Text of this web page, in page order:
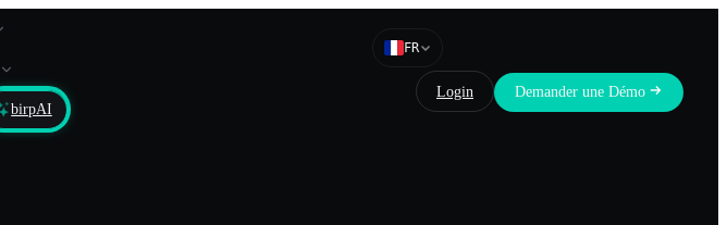
birpAI
FR
Login Demander une Démo